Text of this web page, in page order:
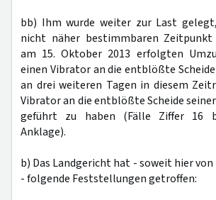
bb) Ihm wurde weiter zur Last
nicht näher bestimmbaren Zeitpunkt
am 15. Oktober 2013 erfolgten
einen Vibrator an die entblößte Scheide
an drei weiteren Tagen in diesem
Vibrator an die entblößte Scheide
geführt zu haben (Fälle Ziffer 16
Anklage).
b) Das Landgericht hat - soweit hier
- folgende Feststellungen getroffen: